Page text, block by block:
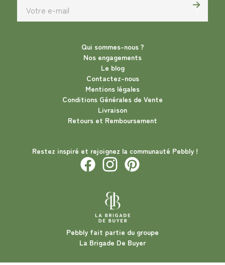
Qui sommes-nous ?
Nos engagements
Le blog
Contactez-nous
Mentions légales
Conditions Générales de Vente
Livraison
Retours et Remboursement
Pebbly fait partie du groupe
La Brigade De Buyer
Restez inspiré et rejoignez la communauté Pebbly !